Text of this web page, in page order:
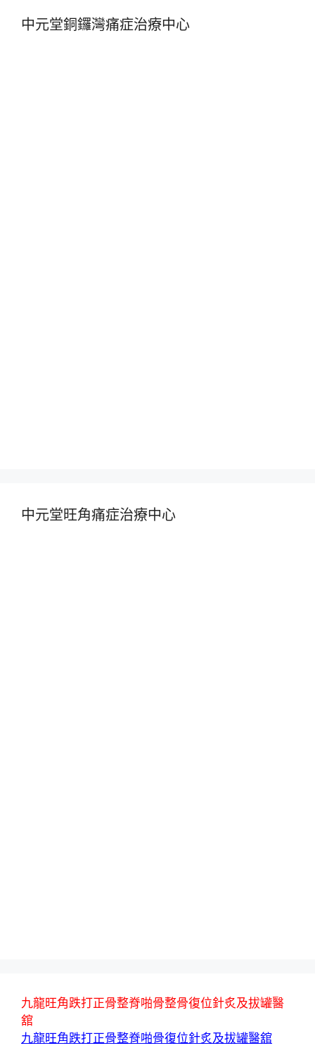
中元堂銅鑼灣痛症治療中心
中元堂旺角痛症治療中心
九龍旺角跌打正骨整脊啪骨整骨復位針炙及拔罐醫
舘
九龍旺角跌打正骨整脊啪骨復位針炙及拔罐醫舘